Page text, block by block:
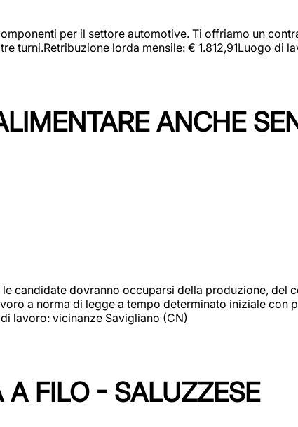
per il settore automotive. Ti offriamo un
lorda mensile: € 1.812,91Luogo di
ANCHE
candidate dovranno occuparsi della produzione, del
a norma di legge a tempo determinato iniziale con
lavoro: vicinanze Savigliano (CN)
FILO - SALUZZESE